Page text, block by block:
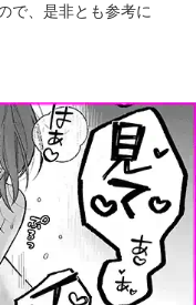
で、是非とも参考に